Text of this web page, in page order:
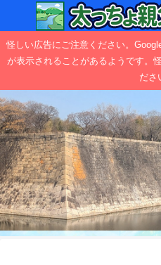
怪しい広告にご注意ください。
が表示されることがあるようです。
ださ